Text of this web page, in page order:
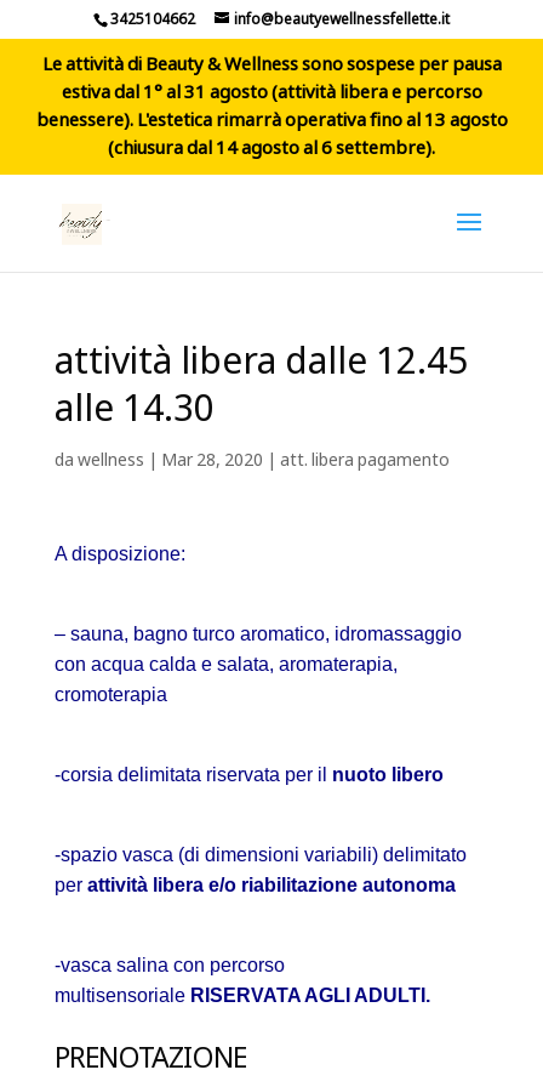
3425104662 info@beautyewellnessfellette.it
Le attività di Beauty & Wellness sono sospese per pausa
estiva dal 1° al 31 agosto (attività libera e percorso
benessere). L'estetica rimarrà operativa fino al 13 agosto
(chiusura dal 14 agosto al 6 settembre).
attività libera dalle 12.45
alle 14.30
dawellness | Mar 28, 2020 | att. libera pagamento
A disposizione:
– sauna, bagno turco aromatico, idromassaggio
con acqua calda e salata, aromaterapia,
cromoterapia
-corsia delimitata riservata per il nuoto libero
-spazio vasca (di dimensioni variabili) delimitato
per attività libera e/o riabilitazione autonoma
-vasca salina con percorso
multisensoriale RISERVATA AGLI ADULTI.
PRENOTAZIONE